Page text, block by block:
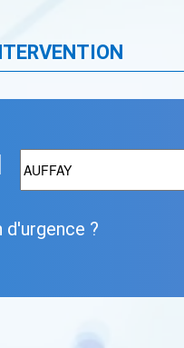
?